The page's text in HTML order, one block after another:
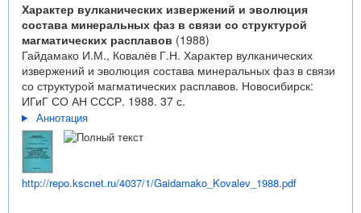
Характер вулканических извержений и эволюция
состава минеральных фаз в связи со структурой
магматических расплавов (1988)
Гайдамако И.М., Ковалёв Г.Н. Характер вулканических
извержений и эволюция состава минеральных фаз в связи
со структурой магматических расплавов. Новосибирск:
ИГиГ СО АН СССР. 1988. 37 с.
Аннотация
http://repo.kscnet.ru/4037/1/Gaidamako_Kovalev_1988.pdf